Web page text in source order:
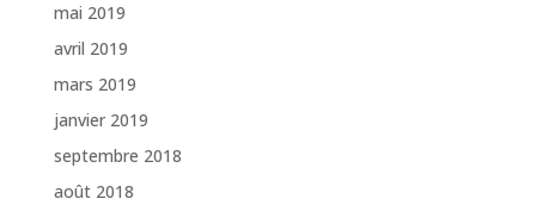
mai 2019
avril 2019
mars 2019
janvier 2019
septembre 2018
août 2018